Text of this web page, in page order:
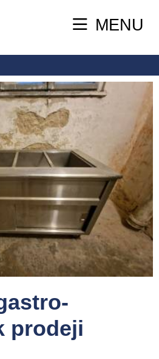
MENU
prodeji